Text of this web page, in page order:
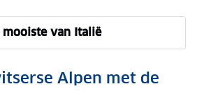
mooiste van Italië
Alpen met de